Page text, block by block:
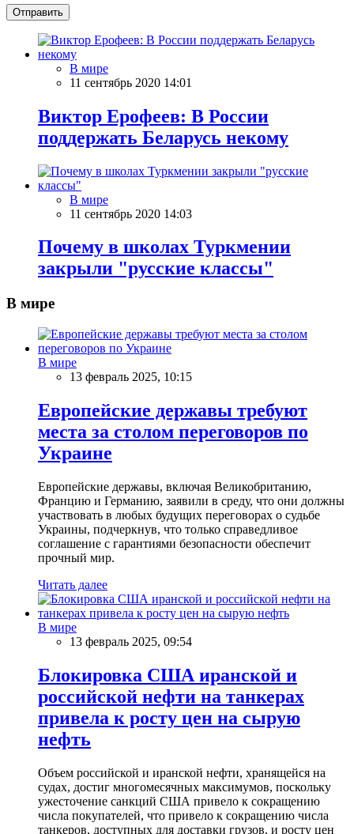
Отправить
В мире
11 сентябрь 2020 14:01
Виктор Ерофеев: В России
поддержать Беларусь некому
В мире
11 сентябрь 2020 14:03
Почему в школах Туркмении
закрыли "русские классы"
В мире
В мире
13 февраль 2025, 10:15
Европейские державы требуют
места за столом переговоров по
Украине
Европейские державы, включая Великобританию,
Францию и Германию, заявили в среду, что они должны
участвовать в любых будущих переговорах о судьбе
Украины, подчеркнув, что только справедливое
соглашение с гарантиями безопасности обеспечит
прочный мир.
Читать далее
В мире
13 февраль 2025, 09:54
Блокировка США иранской и
российской нефти на танкерах
привела к росту цен на сырую
нефть
Объем российской и иранской нефти, хранящейся на
судах, достиг многомесячных максимумов, поскольку
ужесточение санкций США привело к сокращению
числа покупателей, что привело к сокращению числа
танкеров, доступных для доставки грузов, и росту цен